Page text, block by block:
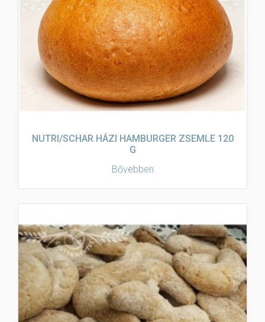
NUTRI/SCHAR HÁZI HAMBURGER ZSEMLE 120
G
Bővebben